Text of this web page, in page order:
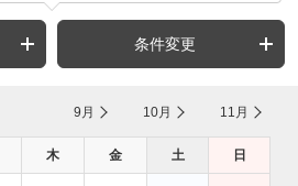
条件変更
9月 10月 11月
木 金 土 日